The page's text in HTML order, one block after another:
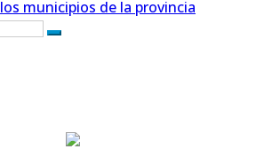
municipios de la provincia